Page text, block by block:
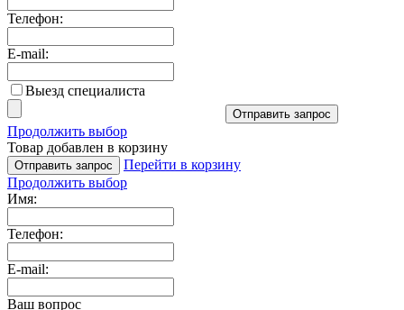
Телефон:
E-mail:
Выезд специалиста
Отправить запрос
Продолжить выбор
Товар добавлен в корзину
Отправить запрос
Перейти в корзину
Продолжить выбор
Имя:
Телефон:
E-mail:
Ваш вопрос